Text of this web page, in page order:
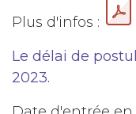
Plus d'infos :
Le délai de
2023.